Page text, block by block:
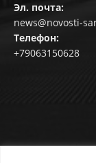
Эл. почта:
news@novosti-
Телефон:
+79063150628